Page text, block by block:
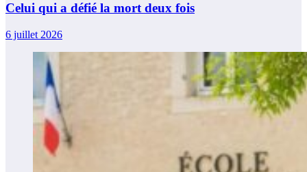
Celui qui a défié la mort deux fois
6 juillet 2026